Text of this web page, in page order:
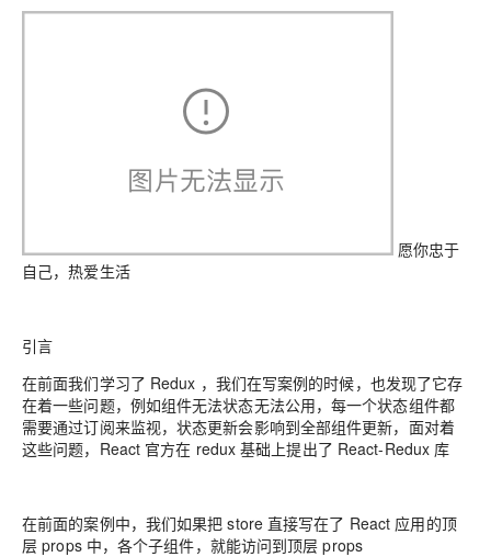
愿你忠于
自己，热爱生活
引言
在前面我们学习了 Redux ，我们在写案例的时候，也发现了它存
在着一些问题，例如组件无法状态无法公用，每一个状态组件都
需要通过订阅来监视，状态更新会影响到全部组件更新，面对着
这些问题，React 官方在 redux 基础上提出了 React-Redux 库
在前面的案例中，我们如果把 store 直接写在了 React 应用的顶
层 props 中，各个子组件，就能访问到顶层 props